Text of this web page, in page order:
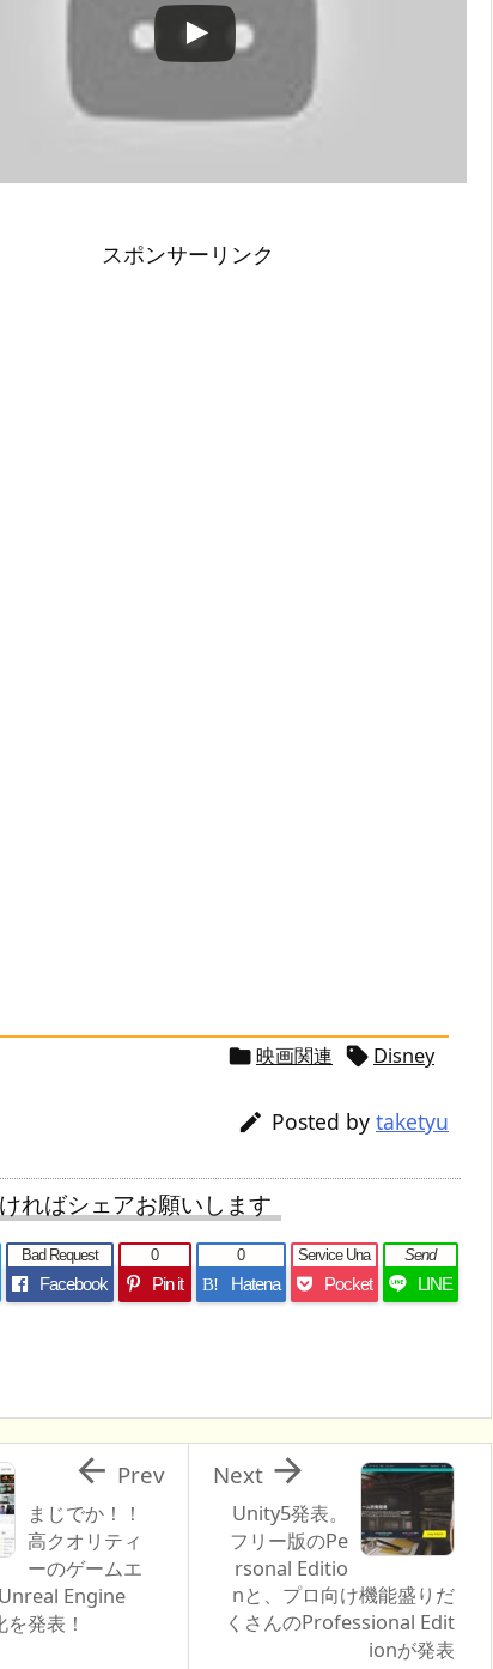
スポンサーリンク
映画関連  Disney
 Posted by taketyu
ればシェアお願いします
Facebook
Bad Request
Pin it
0
B!
Hatena
0
Pocket
Service Una
LINE
Send
Unity5発表。
フリー版のPe
rsonal Editio
nと、プロ向け機能盛りだ
くさんのProfessional Edit
ionが発表

Next
まじでか！！
高クオリティ
ーのゲームエ
Engine
発表！
 Prev